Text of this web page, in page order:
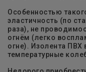
Особенностью
эластичность (по
раза), не
огнём (легко
огне). Изолента
температурные